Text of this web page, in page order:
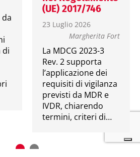
di
(UE) 2017/746
23 Luglio 2026
Margherita Fort
La MDCG 2023-3
Rev. 2 supporta
l’applicazione dei
requisiti di vigilanza
previsti da MDR e
IVDR, chiarendo
termini, criteri di…